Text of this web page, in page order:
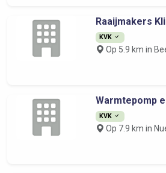
Raaijmakers
KVK
Op 5.9 km in
Warmtepomp
KVK
Op 7.9 km in